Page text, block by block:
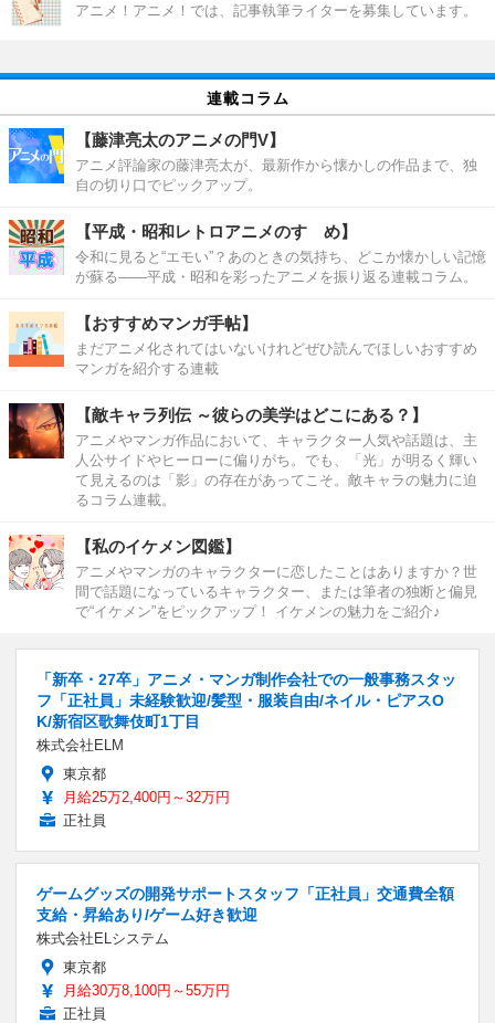
アニメ！アニメ！では、記事執筆ライターを募集しています。
連載コラム
【藤津亮太のアニメの門V】
アニメ評論家の藤津亮太が、最新作から懐かしの作品まで、独
自の切り口でピックアップ。
【平成・昭和レトロアニメのすゝめ】
令和に見ると“エモい”？あのときの気持ち、どこか懐かしい記憶
が蘇る――平成・昭和を彩ったアニメを振り返る連載コラム。
【おすすめマンガ手帖】
まだアニメ化されてはいないけれどぜひ読んでほしいおすすめ
マンガを紹介する連載
【敵キャラ列伝 ～彼らの美学はどこにある？】
アニメやマンガ作品において、キャラクター人気や話題は、主
人公サイドやヒーローに偏りがち。でも、「光」が明るく輝い
て見えるのは「影」の存在があってこそ。敵キャラの魅力に迫
るコラム連載。
【私のイケメン図鑑】
アニメやマンガのキャラクターに恋したことはありますか？世
間で話題になっているキャラクター、または筆者の独断と偏見
で“イケメン”をピックアップ！ イケメンの魅力をご紹介♪
「新卒・27卒」アニメ・マンガ制作会社での一般事務スタッ
フ「正社員」未経験歓迎/髪型・服装自由/ネイル・ピアスO
K/新宿区歌舞伎町1丁目
株式会社ELM
東京都
月給25万2,400円～32万円
正社員
ゲームグッズの開発サポートスタッフ「正社員」交通費全額
支給・昇給あり/ゲーム好き歓迎
株式会社ELシステム
東京都
月給30万8,100円～55万円
正社員